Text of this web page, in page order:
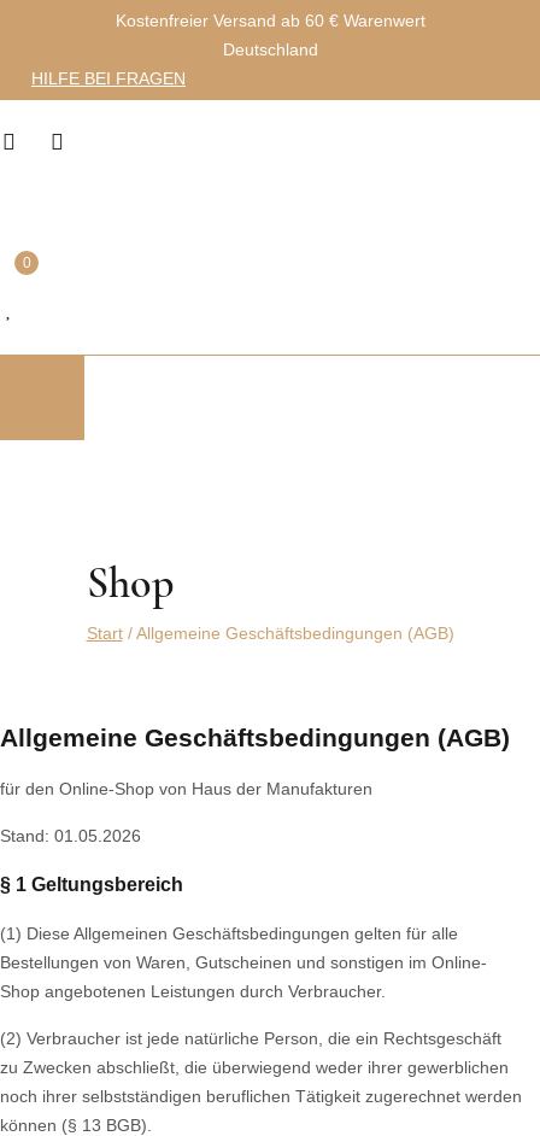
Kostenfreier Versand ab 60 € Warenwert
Deutschland
HILFE BEI FRAGEN
0
Shop
Start/Allgemeine Geschäftsbedingungen (AGB)
Allgemeine Geschäftsbedingungen (AGB)
für den Online-Shop von Haus der Manufakturen
Stand: 01.05.2026
§ 1 Geltungsbereich
(1) Diese Allgemeinen Geschäftsbedingungen gelten für alle
Bestellungen von Waren, Gutscheinen und sonstigen im Online-
Shop angebotenen Leistungen durch Verbraucher.
(2) Verbraucher ist jede natürliche Person, die ein Rechtsgeschäft
zu Zwecken abschließt, die überwiegend weder ihrer gewerblichen
noch ihrer selbstständigen beruflichen Tätigkeit zugerechnet werden
können (§ 13 BGB).